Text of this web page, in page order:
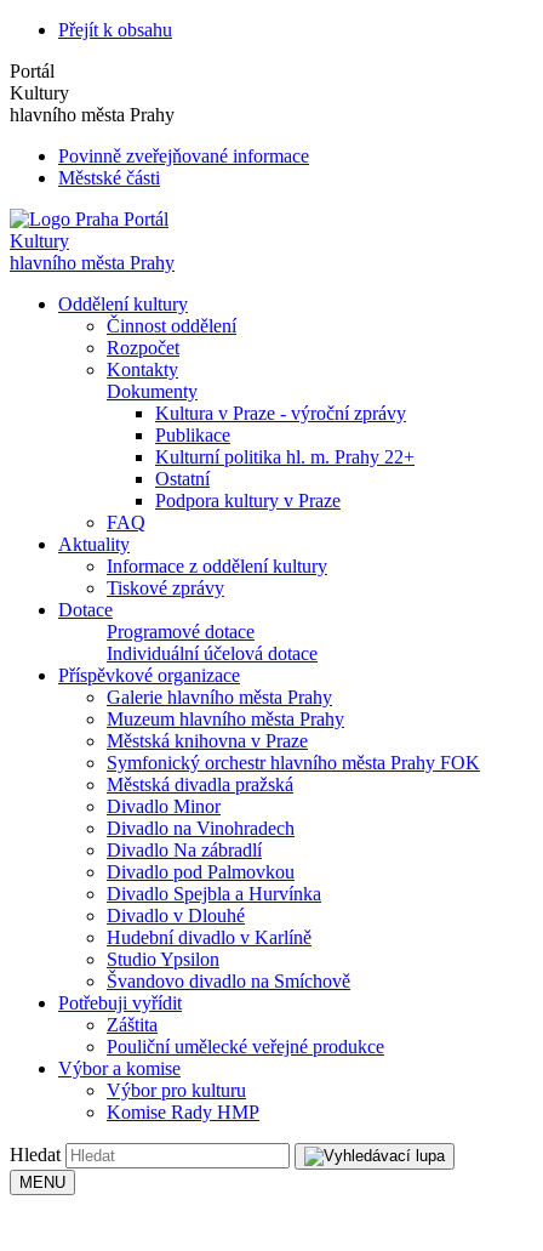
Přejít k obsahu
Portál
Kultury
hlavního města Prahy
Povinně zveřejňované informace
Městské části
Portál
Kultury
hlavního města Prahy
Oddělení kultury
Činnost oddělení
Rozpočet
Kontakty
Dokumenty
Kultura v Praze - výroční zprávy
Publikace
Kulturní politika hl. m. Prahy 22+
Ostatní
Podpora kultury v Praze
FAQ
Aktuality
Informace z oddělení kultury
Tiskové zprávy
Dotace
Programové dotace
Individuální účelová dotace
Příspěvkové organizace
Galerie hlavního města Prahy
Muzeum hlavního města Prahy
Městská knihovna v Praze
Symfonický orchestr hlavního města Prahy FOK
Městská divadla pražská
Divadlo Minor
Divadlo na Vinohradech
Divadlo Na zábradlí
Divadlo pod Palmovkou
Divadlo Spejbla a Hurvínka
Divadlo v Dlouhé
Hudební divadlo v Karlíně
Studio Ypsilon
Švandovo divadlo na Smíchově
Potřebuji vyřídit
Záštita
Pouliční umělecké veřejné produkce
Výbor a komise
Výbor pro kulturu
Komise Rady HMP
Hledat
MENU